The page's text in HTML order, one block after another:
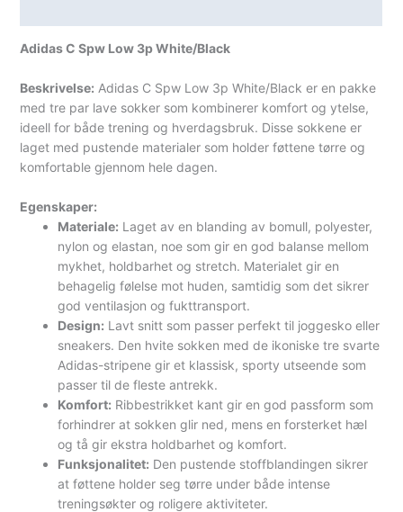
Adidas C Spw Low 3p White/Black
Beskrivelse: Adidas C Spw Low 3p White/Black er en pakke
med tre par lave sokker som kombinerer komfort og ytelse,
ideell for både trening og hverdagsbruk. Disse sokkene er
laget med pustende materialer som holder føttene tørre og
komfortable gjennom hele dagen.
Egenskaper:
Materiale: Laget av en blanding av bomull, polyester,
nylon og elastan, noe som gir en god balanse mellom
mykhet, holdbarhet og stretch. Materialet gir en
behagelig følelse mot huden, samtidig som det sikrer
god ventilasjon og fukttransport.
Design: Lavt snitt som passer perfekt til joggesko eller
sneakers. Den hvite sokken med de ikoniske tre svarte
Adidas-stripene gir et klassisk, sporty utseende som
passer til de fleste antrekk.
Komfort: Ribbestrikket kant gir en god passform som
forhindrer at sokken glir ned, mens en forsterket hæl
og tå gir ekstra holdbarhet og komfort.
Funksjonalitet: Den pustende stoffblandingen sikrer
at føttene holder seg tørre under både intense
treningsøkter og roligere aktiviteter.